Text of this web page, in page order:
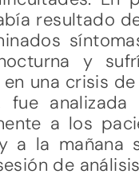
resultado
y
una crisis
fue
a los
a la mañana
de